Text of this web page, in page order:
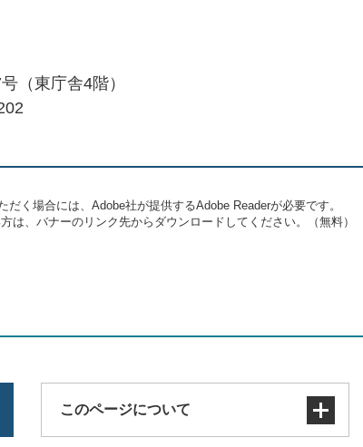
（東庁舎4階）
だく場合には、Adobe社が提供するAdobe Readerが必要です。
は、バナーのリンク先からダウンロードしてください。（無料）
このページについて